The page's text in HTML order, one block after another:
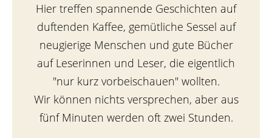
Hier treffen spannende Geschichten auf
duftenden Kaffee, gemütliche Sessel auf
neugierige Menschen und gute Bücher
auf Leserinnen und Leser, die eigentlich
"nur kurz vorbeischauen" wollten.
Wir können nichts versprechen, aber aus
fünf Minuten werden oft zwei Stunden.